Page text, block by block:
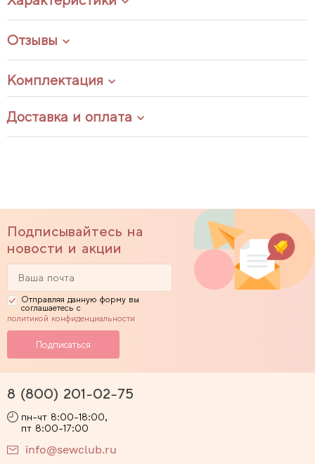
Отзывы
Комплектация
Доставка и оплата
Подписывайтесь на
новости и акции
Отправляя данную форму вы
соглашаетесь с
политикой конфиденциальности
8 (800) 201-02-75
пн-чт 8:00-18:00,
пт 8:00-17:00
info@sewclub.ru